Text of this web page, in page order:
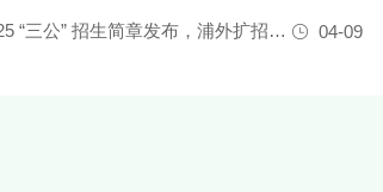
必看！2025 “三公” 招生简章发布，浦外扩招，上外附中启用人机对话评估 04-09